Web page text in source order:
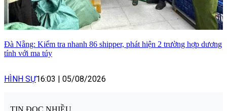
Đà Nẵng: Kiểm tra nhanh 86 shipper, phát hiện 2 trường hợp dương
tính với ma túy
HÌNH SỰ16:03 | 05/08/2026
TIN ĐỌC NHIỀU